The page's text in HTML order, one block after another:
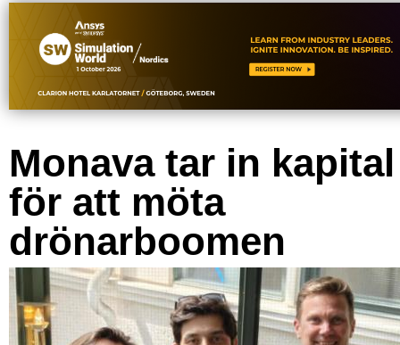
Monava tar in kapital
för att möta
drönarboomen